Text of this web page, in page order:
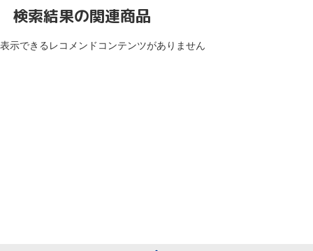
検索結果の関連商品
表示できるレコメンドコンテンツがありません